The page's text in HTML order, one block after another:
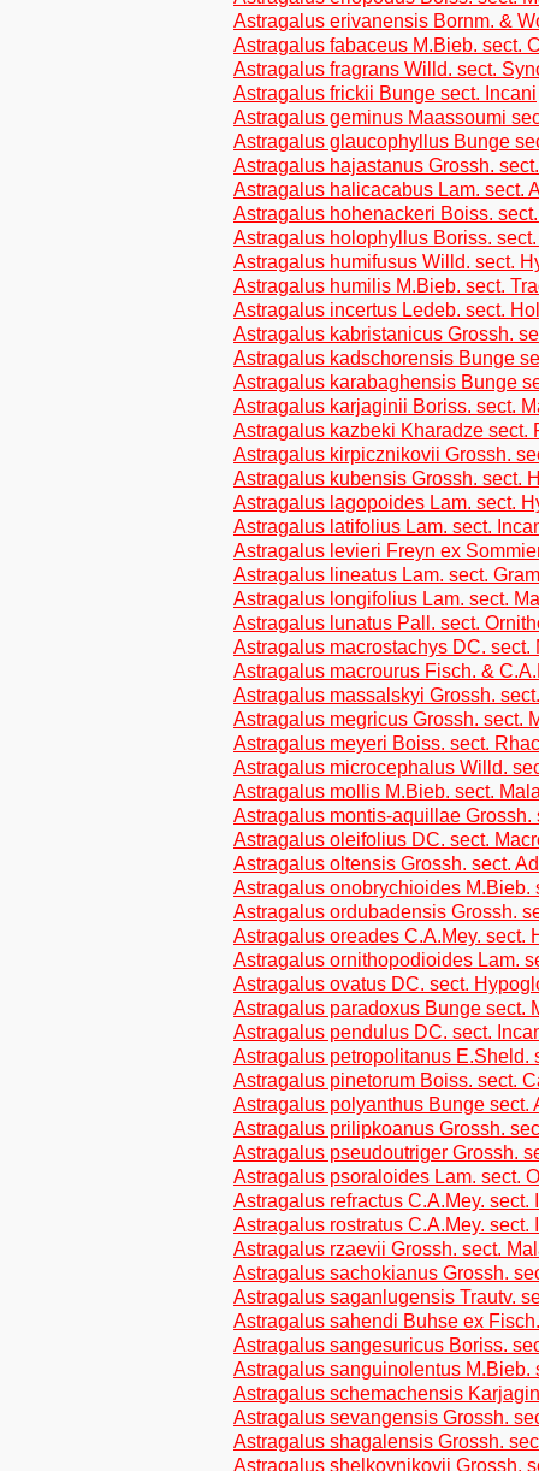
Astragalus erivanensis Bornm. &
Astragalus fabaceus M.Bieb. sect.
Astragalus fragrans Willd. sect.
Astragalus frickii Bunge sect. Incani
Astragalus geminus Maassoumi
Astragalus glaucophyllus Bunge
Astragalus hajastanus Grossh.
Astragalus halicacabus Lam. sect.
Astragalus hohenackeri Boiss.
Astragalus holophyllus Boriss.
Astragalus humifusus Willd. sect.
Astragalus humilis M.Bieb. sect.
Astragalus incertus Ledeb. sect.
Astragalus kabristanicus Grossh.
Astragalus kadschorensis Bunge
Astragalus karabaghensis Bunge
Astragalus karjaginii Boriss. sect.
Astragalus kazbeki Kharadze sect.
Astragalus kirpicznikovii Grossh.
Astragalus kubensis Grossh. sect.
Astragalus lagopoides Lam. sect.
Astragalus latifolius Lam. sect.
Astragalus levieri Freyn ex
Astragalus lineatus Lam. sect.
Astragalus longifolius Lam. sect.
Astragalus lunatus Pall. sect.
Astragalus macrostachys DC. sect.
Astragalus macrourus Fisch. &
Astragalus massalskyi Grossh.
Astragalus megricus Grossh. sect.
Astragalus meyeri Boiss. sect.
Astragalus microcephalus Willd.
Astragalus mollis M.Bieb. sect.
Astragalus montis-aquillae Grossh.
Astragalus oleifolius DC. sect.
Astragalus oltensis Grossh. sect.
Astragalus onobrychioides M.Bieb.
Astragalus ordubadensis Grossh.
Astragalus oreades C.A.Mey. sect.
Astragalus ornithopodioides Lam.
Astragalus ovatus DC. sect.
Astragalus paradoxus Bunge sect.
Astragalus pendulus DC. sect.
Astragalus petropolitanus E.Sheld.
Astragalus pinetorum Boiss. sect.
Astragalus polyanthus Bunge sect.
Astragalus prilipkoanus Grossh.
Astragalus pseudoutriger Grossh.
Astragalus psoraloides Lam. sect.
Astragalus refractus C.A.Mey. sect.
Astragalus rostratus C.A.Mey. sect.
Astragalus rzaevii Grossh. sect.
Astragalus sachokianus Grossh.
Astragalus saganlugensis Trautv.
Astragalus sahendi Buhse ex
Astragalus sangesuricus Boriss.
Astragalus sanguinolentus M.Bieb.
Astragalus schemachensis
Astragalus sevangensis Grossh.
Astragalus shagalensis Grossh.
Astragalus shelkovnikovii Grossh.